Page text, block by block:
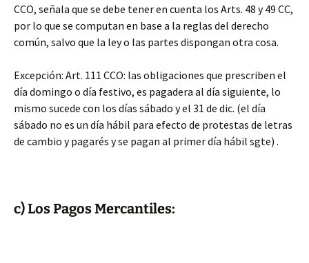
CCO, señala que se debe tener en cuenta los Arts. 48 y 49 CC,
por lo que se computan en base a la reglas del derecho
común, salvo que la ley o las partes dispongan otra cosa.
Excepción: Art. 111 CCO: las obligaciones que prescriben el
día domingo o día festivo, es pagadera al día siguiente, lo
mismo sucede con los días sábado y el 31 de dic. (el día
sábado no es un día hábil para efecto de protestas de letras
de cambio y pagarés y se pagan al primer día hábil sgte) .
c) Los Pagos Mercantiles: